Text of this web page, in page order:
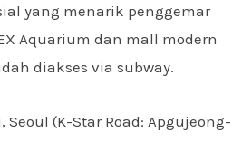
yang menarik penggemar
Aquarium dan mall modern
diakses via subway.
Seoul (K-Star Road: Apgujeong-